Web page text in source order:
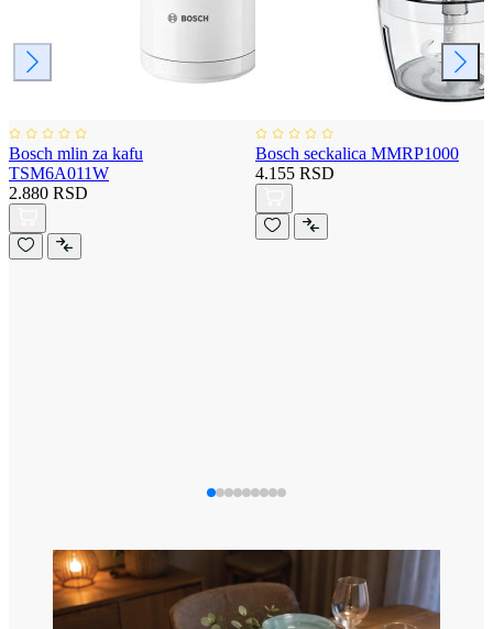
Bosch mlin za kafu
TSM6A011W
2.880 RSD
Bosch seckalica MMRP1000
4.155 RSD